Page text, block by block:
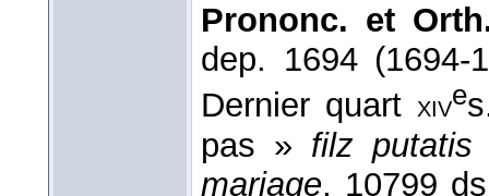
Prononc. et
dep. 1694
Dernier quartxive
pas » filz putatis
mariage, 10799